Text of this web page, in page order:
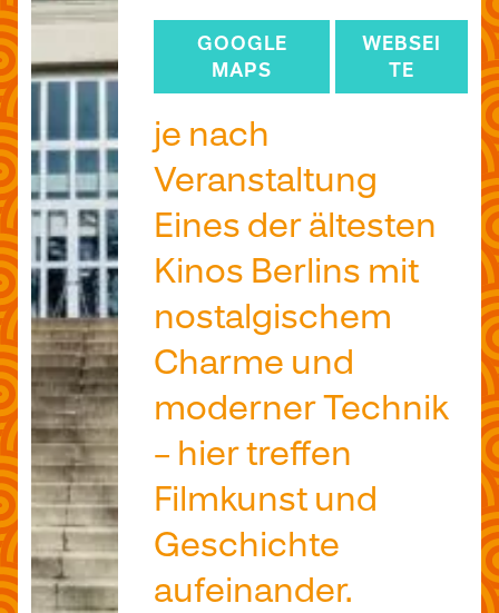
GOOGLE
MAPS
WEBSEI
TE
je nach
Veranstaltung
Eines der ältesten
Kinos Berlins mit
nostalgischem
Charme und
moderner Technik
– hier treffen
Filmkunst und
Geschichte
aufeinander.